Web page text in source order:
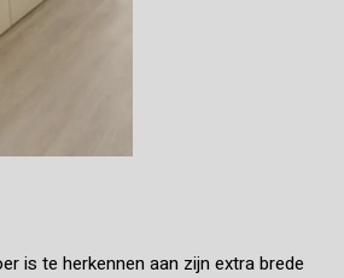
is te herkennen aan zijn extra brede